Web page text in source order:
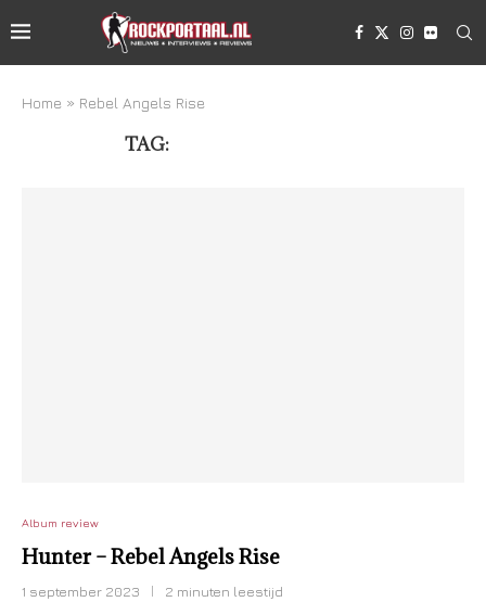
Home » Rebel Angels Rise
TAG:
Album review
Hunter – Rebel Angels Rise
1 september 2023 2 minuten leestijd